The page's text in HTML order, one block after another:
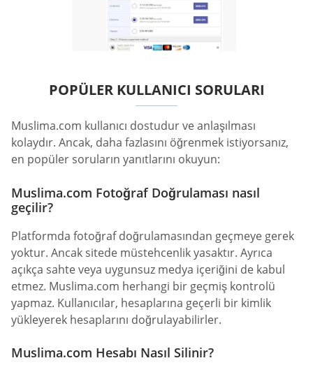
POPÜLER KULLANICI SORULARI
Muslima.com kullanıcı dostudur ve anlaşılması
kolaydır. Ancak, daha fazlasını öğrenmek istiyorsanız,
en popüler soruların yanıtlarını okuyun:
Muslima.com Fotoğraf Doğrulaması nasıl
geçilir?
Platformda fotoğraf doğrulamasından geçmeye gerek
yoktur. Ancak sitede müstehcenlik yasaktır. Ayrıca
açıkça sahte veya uygunsuz medya içeriğini de kabul
etmez. Muslima.com herhangi bir geçmiş kontrolü
yapmaz. Kullanıcılar, hesaplarına geçerli bir kimlik
yükleyerek hesaplarını doğrulayabilirler.
Muslima.com Hesabı Nasıl Silinir?